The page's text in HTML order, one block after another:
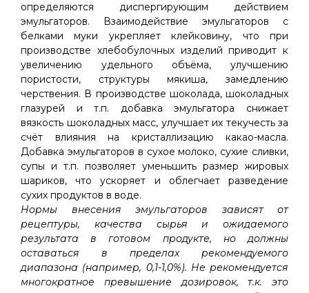
определяются диспергирующим действием
эмульгаторов. Взаимодействие эмульгаторов с
белками муки укрепляет клейковину, что при
производстве хлебобулочных изделий приводит к
увеличению удельного объёма, улучшению
пористости, структуры мякиша, замедлению
черствения. В производстве шоколада, шоколадных
глазурей и т.п. добавка эмульгатора снижает
вязкость шоколадных масс, улучшает их текучесть за
счёт влияния на кристаллизацию какао-масла.
Добавка эмульгаторов в сухое молоко, сухие сливки,
супы и т.п. позволяет уменьшить размер жировых
шариков, что ускоряет и облегчает разведение
сухих продуктов в воде.
Нормы внесения эмульгаторов зависят от
рецептуры, качества сырья и ожидаемого
результата в готовом продукте, но должны
оставаться в пределах рекомендуемого
диапазона (например, 0,1-1,0%). Не рекомендуется
многократное превышение дозировок, т.к. это